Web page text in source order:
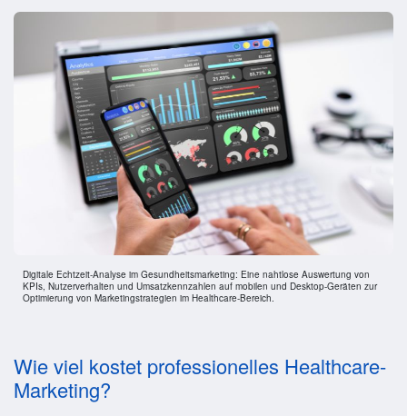
Digitale Echtzeit-Analyse im Gesundheitsmarketing: Eine nahtlose Auswertung von
KPIs, Nutzerverhalten und Umsatzkennzahlen auf mobilen und Desktop-Geräten zur
Optimierung von Marketingstrategien im Healthcare-Bereich.
Wie viel kostet professionelles Healthcare-
Marketing?